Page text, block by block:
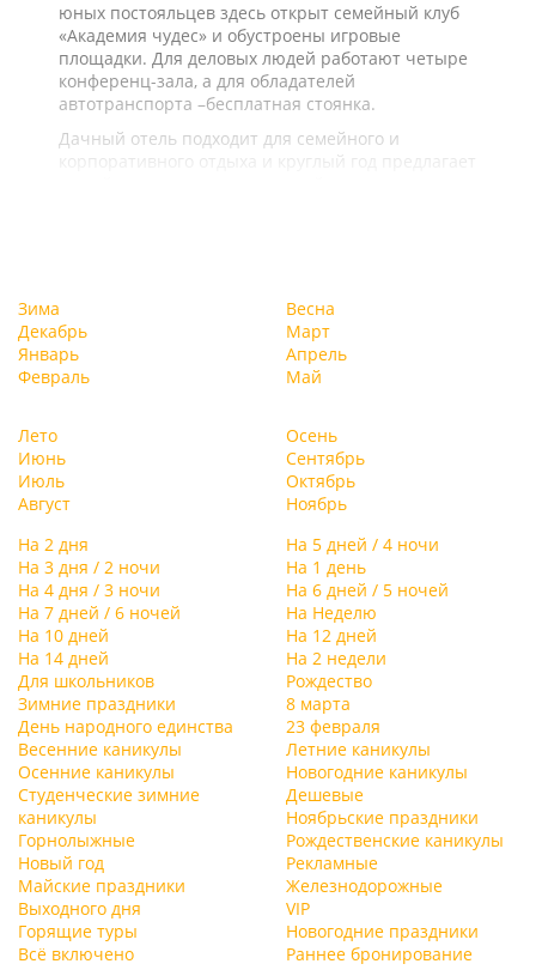
юных постояльцев здесь открыт семейный клуб
«Академия чудес» и обустроены игровые
площадки. Для деловых людей работают четыре
конференц-зала, а для обладателей
автотранспорта –бесплатная стоянка.
Дачный отель подходит для семейного и
корпоративного отдыха и круглый год предлагает
Зима
Декабрь
Январь
Февраль
Весна
Март
Апрель
Май
Лето
Июнь
Июль
Август
Осень
Сентябрь
Октябрь
Ноябрь
На 2 дня
На 5 дней / 4 ночи
На 3 дня / 2 ночи
На 1 день
На 4 дня / 3 ночи
На 6 дней / 5 ночей
На 7 дней / 6 ночей
На Неделю
На 10 дней
На 12 дней
На 14 дней
На 2 недели
Для школьников
Рождество
Зимние праздники
8 марта
День народного единства
23 февраля
Весенние каникулы
Летние каникулы
Осенние каникулы
Новогодние каникулы
Студенческие зимние
каникулы
Дешевые
Ноябрьские праздники
Горнолыжные
Рождественские каникулы
Новый год
Рекламные
Майские праздники
Железнодорожные
Выходного дня
VIP
Горящие туры
Новогодние праздники
Всё включено
Раннее бронирование